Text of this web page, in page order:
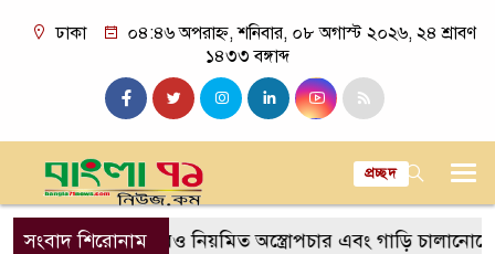
ঢাকা
০৪:৪৬ অপরাহ্ন, শনিবার, ০৮ অগাস্ট ২০২৬, ২৪ শ্রাবণ
১৪৩৩ বঙ্গাব্দ
প্রচ্ছদ
সংবাদ শিরোনাম
৯২ বছরেও নিয়মিত অস্ত্রোপচার এবং গাড়ি চালানোতেও